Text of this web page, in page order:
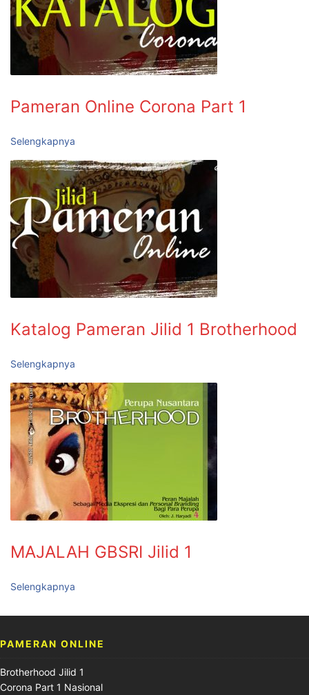
Pameran Online Corona Part 1
Selengkapnya
Katalog Pameran Jilid 1 Brotherhood
Selengkapnya
MAJALAH GBSRI Jilid 1
Selengkapnya
PAMERAN ONLINE
Brotherhood Jilid 1
Corona Part 1 Nasional